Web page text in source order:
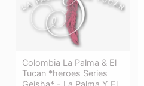
Colombia La Palma & El
Tucan *heroes Series